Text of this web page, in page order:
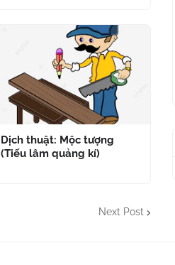
Dịch thuật: Mộc tượng
(Tiếu lâm quảng kí)
Next Post